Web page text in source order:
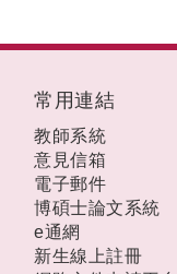
常用連結
教師系統
意見信箱
電子郵件
博碩士論文系統
e通網
新生線上註冊